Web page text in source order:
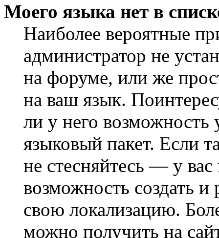
Моего языка нет в
Наиболее вероятные
администратор не
на форуме, или же
на ваш язык.
ли у него
языковый пакет. Если
не стесняйтесь — у вас
возможность создать
свою локализацию.
можно получить на